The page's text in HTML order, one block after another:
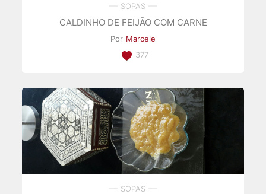
SOPAS
CALDINHO DE FEIJÃO COM CARNE
Por Marcele
377
SOPAS